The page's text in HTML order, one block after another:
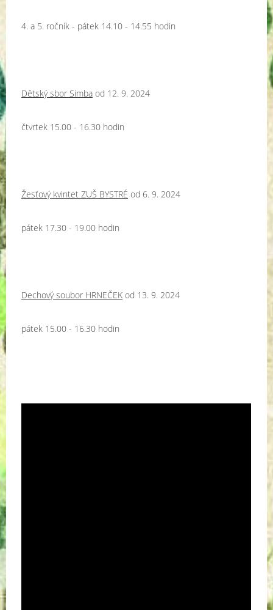
4. a 5. ročník - pátek 14.10 - 14.55 hodin
Dětský sbor Simba od 12. 9. 2024
čtvrtek 15.00 - 16.30 hodin
Žesťový kvintet ZUŠ BYSTRÉ od 6. 9. 2024
pátek 17.30 - 19.00 hodin
Dechový soubor HRNEČEK od 13. 9. 2024
pátek 15.00 - 16.30 hodin